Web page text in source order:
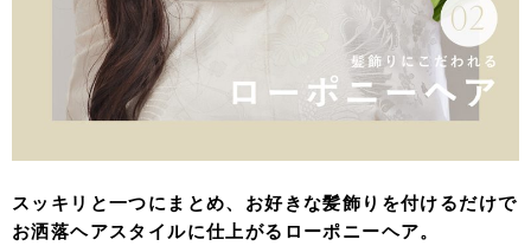
スッキリと一つにまとめ、お好きな髪飾りを付けるだけで
お洒落ヘアスタイルに仕上がるローポニーヘア。